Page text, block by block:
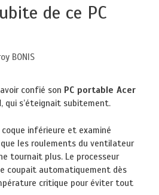
de ce PC
BONIS
confié son PC portable Acer
, qui s’éteignait subitement.
inférieure et examiné
que les roulements du ventilateur
tournait plus. Le processeur
coupait automatiquement dès
critique pour éviter tout